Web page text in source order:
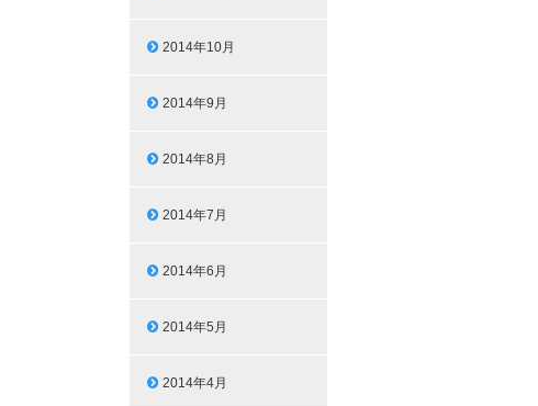
2014年10月
2014年9月
2014年8月
2014年7月
2014年6月
2014年5月
2014年4月